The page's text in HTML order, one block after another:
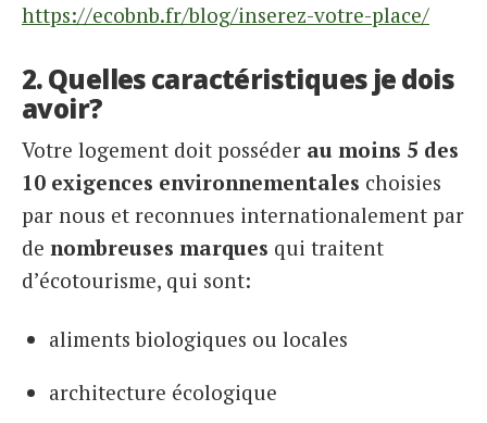
https://ecobnb.fr/blog/inserez-votre-place/
2. Quelles caractéristiques je dois
avoir?
Votre logement doit posséder au moins 5 des
10 exigences environnementales choisies
par nous et reconnues internationalement par
de nombreuses marques qui traitent
d’écotourisme, qui sont:
aliments biologiques ou locales
architecture écologique